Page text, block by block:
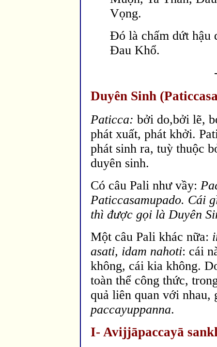
Vọng.
Đó là chấm dứt hậu
Đau Khổ.
Duyên Sinh
Paticca: bởi do,bởi lẽ,
phát xuất, phát khởi.
phát sinh ra, tuỳ thuộc
duyên sinh.
Có câu Pali như vầy:
Paticcasamupado. Cái
thì được gọi là Duyên
Một câu Pali khác nữa:
asati, idam nahoti: cái
không, cái kia không.
toàn thể công thức,
quả liên quan với
paccayuppanna.
I- Avijjāpaccayā sa